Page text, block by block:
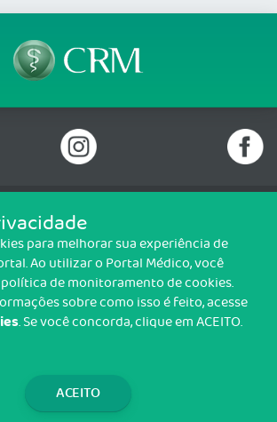
5448
3414, Liberdade, Porto Velho/RO - CEP: 76803-
Todos os direitos reservados.
para melhorar sua experiência de
Ao utilizar o Portal Médico, você
de monitoramento de cookies.
sobre como isso é feito, acesse
. Se você concorda, clique em ACEITO.
ACEITO